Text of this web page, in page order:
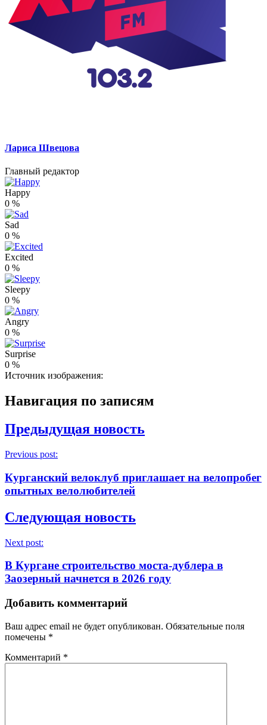
Лариса Швецова
Главный редактор
Happy
0 %
Sad
0 %
Excited
0 %
Sleepy
0 %
Angry
0 %
Surprise
0 %
Источник изображения:
Навигация по записям
Предыдущая новость
Previous post:
Курганский велоклуб приглашает на велопробег
опытных велолюбителей
Следующая новость
Next post:
В Кургане строительство моста-дублера в
Заозерный начнется в 2026 году
Добавить комментарий
Ваш адрес email не будет опубликован. Обязательные поля
помечены *
Комментарий *